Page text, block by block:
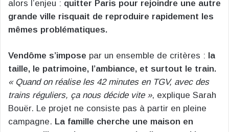
alors l’enjeu : quitter Paris pour rejoindre une autre
grande ville risquait de reproduire rapidement les
mêmes problématiques.
Vendôme s’impose par un ensemble de critères : la
taille, le patrimoine, l’ambiance, et surtout le train.
« Quand on réalise les 42 minutes en TGV, avec des
trains réguliers, ça nous décide vite », explique Sarah
Bouër. Le projet ne consiste pas à partir en pleine
campagne. La famille cherche une maison en